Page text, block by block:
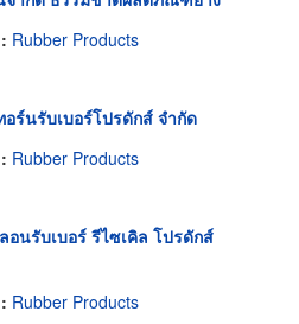
Rubber Products
อร์นรับเบอร์โปรดักส์ จำกัด
Rubber Products
อนรับเบอร์ รีไซเคิล โปรดักส์
Rubber Products